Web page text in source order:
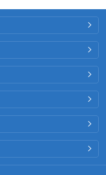





